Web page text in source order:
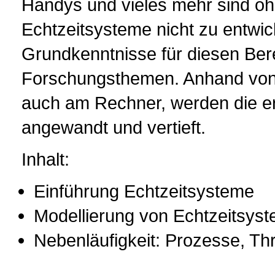
Handys und vieles mehr sind
Echtzeitsysteme nicht zu
Grundkenntnisse für diesen
Forschungsthemen. Anhand
auch am Rechner, werden die
angewandt und vertieft.
Inhalt:
Einführung Echtzeitsysteme
Modellierung von
Nebenläufigkeit: Prozesse,